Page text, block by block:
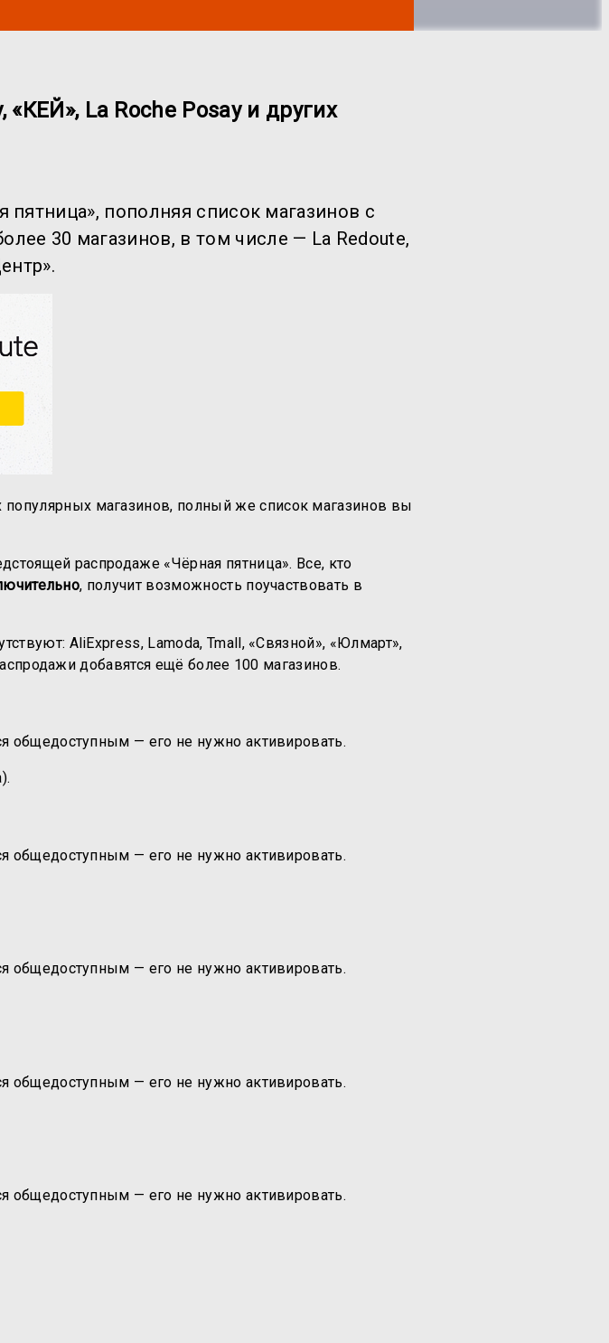
La Roche Posay и других
пятница», пополняя список магазинов с
30 магазинов, в том числе — La Redoute,
магазинов, полный же список магазинов вы
распродаже «Чёрная пятница». Все, кто
, получит возможность поучаствовать в
AliExpress, Lamoda, Tmall, «Связной», «Юлмарт»,
добавятся ещё более 100 магазинов.
общедоступным — его не нужно активировать.
общедоступным — его не нужно активировать.
общедоступным — его не нужно активировать.
общедоступным — его не нужно активировать.
общедоступным — его не нужно активировать.